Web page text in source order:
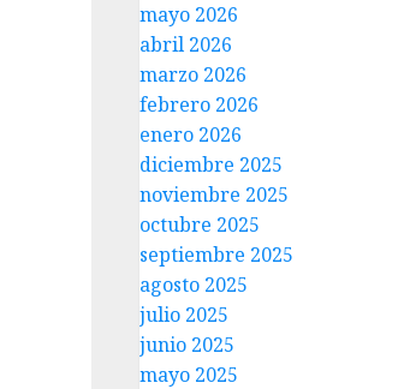
mayo 2026
abril 2026
marzo 2026
febrero 2026
enero 2026
diciembre 2025
noviembre 2025
octubre 2025
septiembre 2025
agosto 2025
julio 2025
junio 2025
mayo 2025